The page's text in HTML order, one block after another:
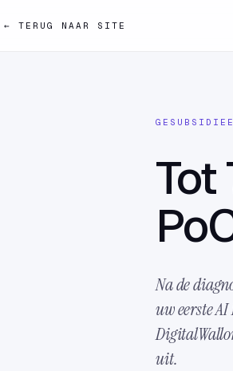
← TERUG NAAR SITE
Tot
Na de
uw eerste
uit.